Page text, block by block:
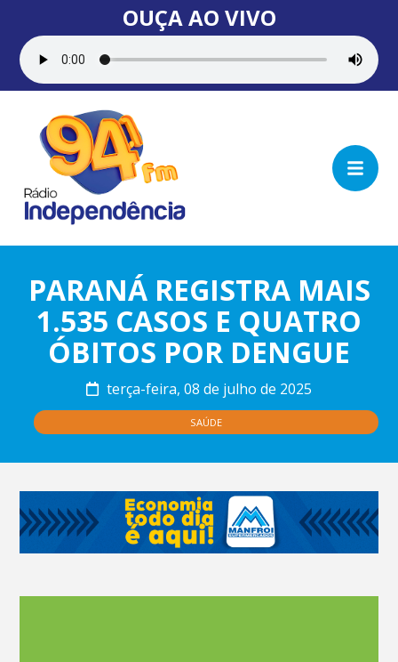
OUÇA AO VIVO
PARANÁ REGISTRA MAIS
1.535 CASOS E QUATRO
ÓBITOS POR DENGUE
terça-feira, 08 de julho de 2025
SAÚDE